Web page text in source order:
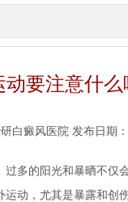
要注意什么
白癜风医院 发布日期：
多的阳光和暴晒不仅
动，尤其是暴露和创